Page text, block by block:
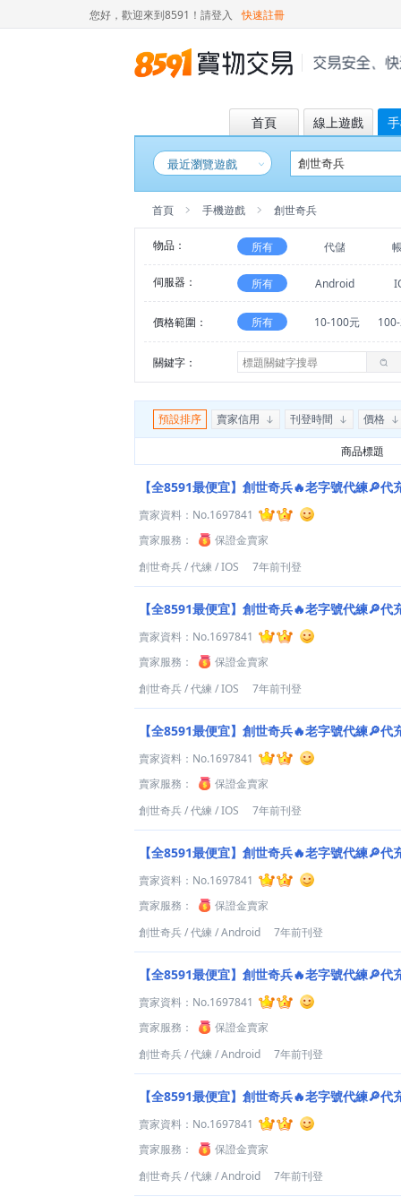
您好，歡迎來到8591！ 請登入 快速註冊
首頁 線上遊戲
最近瀏覽遊戲
首頁 手機遊戲 創世奇兵
物品： 所有 代儲
伺服器： 所有 Android
價格範圍： 所有 10-100元
關鍵字：
預設排序 賣家信用 刊登時間 價格
商品標題
【全8591最便宜】創世奇兵🔥老字號代練🔎
賣家資料： No.1697841
賣家服務：
保證金賣家
創世奇兵/代練 /IOS 7年前刊登
【全8591最便宜】創世奇兵🔥老字號代練🔎
賣家資料： No.1697841
賣家服務：
保證金賣家
創世奇兵/代練 /IOS 7年前刊登
【全8591最便宜】創世奇兵🔥老字號代練🔎
賣家資料： No.1697841
賣家服務：
保證金賣家
創世奇兵/代練 /IOS 7年前刊登
【全8591最便宜】創世奇兵🔥老字號代練🔎
賣家資料： No.1697841
賣家服務：
保證金賣家
創世奇兵/代練 /Android 7年前刊登
【全8591最便宜】創世奇兵🔥老字號代練🔎
賣家資料： No.1697841
賣家服務：
保證金賣家
創世奇兵/代練 /Android 7年前刊登
【全8591最便宜】創世奇兵🔥老字號代練🔎
賣家資料： No.1697841
賣家服務：
保證金賣家
創世奇兵/代練 /Android 7年前刊登